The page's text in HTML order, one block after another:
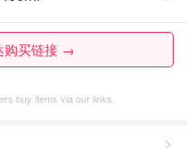
购买链接 →
buy items via our links.